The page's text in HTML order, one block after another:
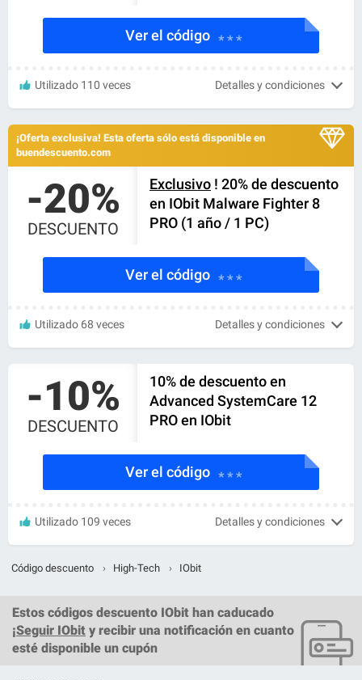
Ver el código * * *
Utilizado 110 veces Detalles y condiciones
¡Oferta exclusiva! Esta oferta sólo está disponible en
buendescuento.com
-20%
DESCUENTO
Exclusivo ! 20% de descuento
en IObit Malware Fighter 8
PRO (1 año / 1 PC)
Ver el código * * *
Utilizado 68 veces Detalles y condiciones
-10%
DESCUENTO
10% de descuento en
Advanced SystemCare 12
PRO en IObit
Ver el código * * *
Utilizado 109 veces Detalles y condiciones
Código descuento › High-Tech › IObit
Estos códigos descuento IObit han caducado
¡Seguir IObit y recibir una notificación en cuanto
esté disponible un cupón